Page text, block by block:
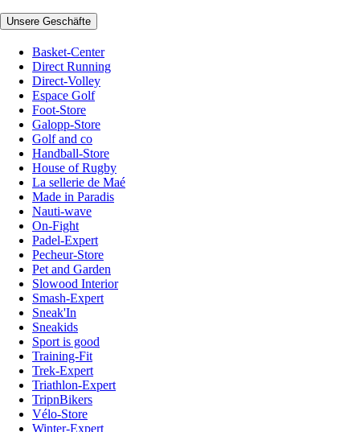
Unsere Geschäfte
Basket-Center
Direct Running
Direct-Volley
Espace Golf
Foot-Store
Galopp-Store
Golf and co
Handball-Store
House of Rugby
La sellerie de Maé
Made in Paradis
Nauti-wave
On-Fight
Padel-Expert
Pecheur-Store
Pet and Garden
Slowood Interior
Smash-Expert
Sneak'In
Sneakids
Sport is good
Training-Fit
Trek-Expert
Triathlon-Expert
TripnBikers
Vélo-Store
Winter-Expert